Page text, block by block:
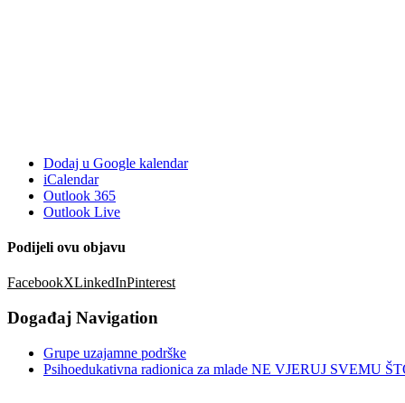
Dodaj u Google kalendar
iCalendar
Outlook 365
Outlook Live
Podijeli ovu objavu
FacebookXLinkedInPinterest
Događaj Navigation
Grupe uzajamne podrške
Psihoedukativna radionica za mlade NE VJERUJ SVEMU